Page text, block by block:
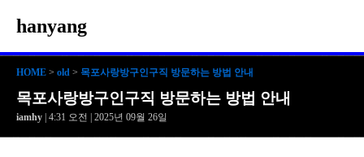
hanyang
HOME > old > 목포사랑방구인구직 방문하는 방법 안내
목포사랑방구인구직 방문하는 방법 안내
iamhy | 4:31 오전 | 2025년 09월 26일